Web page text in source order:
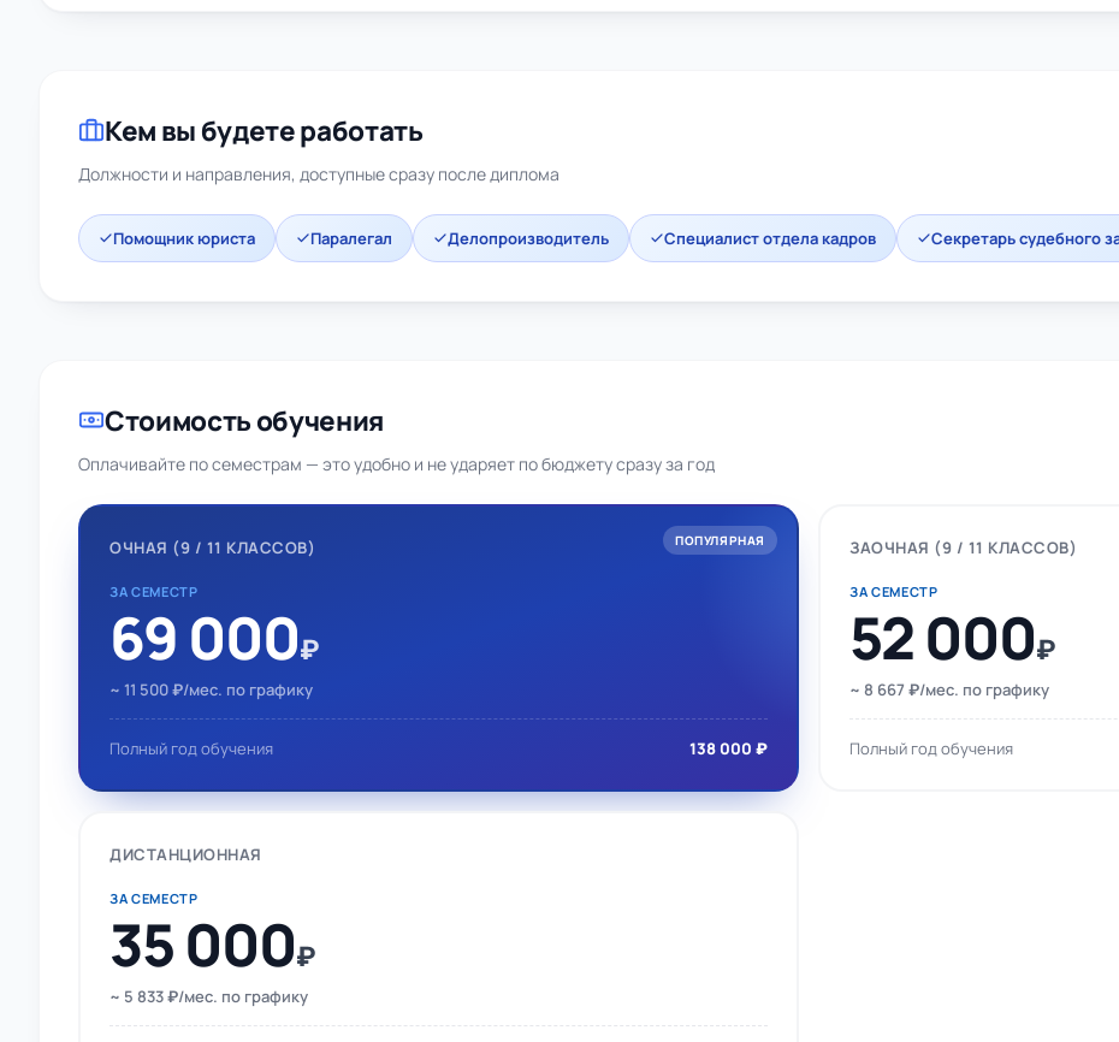
Кем вы будете работать
Должности и направления, доступные сразу после диплома
Помощник юриста Паралегал Делопроизводитель Специалист отдела кадров Секретарь судебного
Стоимость обучения
Оплачивайте по семестрам — это удобно и не ударяет по бюджету сразу за год
ПОПУЛЯРНАЯ
ОЧНАЯ (9 / 11 КЛАССОВ)
ЗА СЕМЕСТР
69 000₽
~ 11 500 ₽/мес. по графику
Полный год обучения 138 000 ₽
ЗАОЧНАЯ (9 / 11 КЛАССОВ)
ЗА СЕМЕСТР
52 000₽
~ 8 667 ₽/мес. по графику
Полный год обучения
ДИСТАНЦИОННАЯ
ЗА СЕМЕСТР
35 000₽
~ 5 833 ₽/мес. по графику